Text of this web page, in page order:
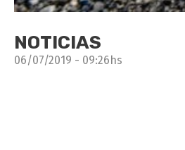
NOTICIAS
06/07/2019 - 09:26hs